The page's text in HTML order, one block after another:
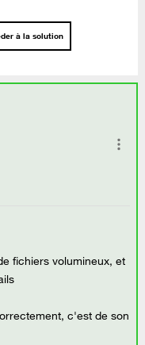
à la solution
fichiers volumineux, et
c'est de son